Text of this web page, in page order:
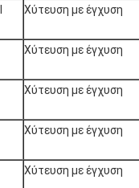
Χύτευση με έγχυση
Χύτευση με έγχυση
Χύτευση με έγχυση
Χύτευση με έγχυση
Χύτευση με έγχυση